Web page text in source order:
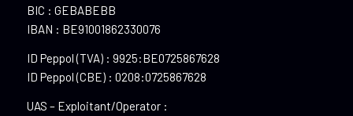
BIC : GEBABEBB
IBAN : BE91001862330076
ID Peppol (TVA) : 9925:BE0725867628
ID Peppol (CBE) : 0208:0725867628
UAS – Exploitant/Operator :